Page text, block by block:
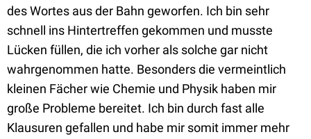
des Wortes aus der Bahn geworfen. Ich bin sehr
schnell ins Hintertreffen gekommen und musste
Lücken füllen, die ich vorher als solche gar nicht
wahrgenommen hatte. Besonders die vermeintlich
kleinen Fächer wie Chemie und Physik haben mir
große Probleme bereitet. Ich bin durch fast alle
Klausuren gefallen und habe mir somit immer mehr